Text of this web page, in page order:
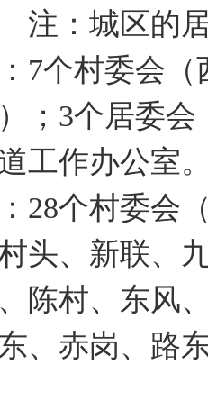
注：城区的
村委会（西
；3个居委
工作办公室
村委会（
头、新联、
陈村、东风
、赤岗、路